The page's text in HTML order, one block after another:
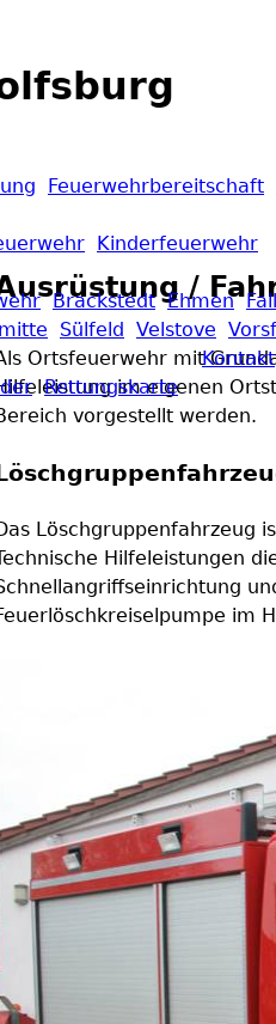
Feuerwehrbereitschaft
Kinderfeuerwehr
Brackstedt Ehmen
Sülfeld Velstove
Rettungskarte
Kontakt
/
Ortsfeuerwehr mit
im eigenen
vorgestellt werden.
Löschgruppenfahrzeug
Hilfeleistungen
im